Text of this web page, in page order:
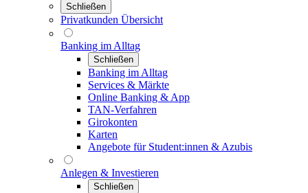
Schließen
Privatkunden Übersicht
Banking im Alltag
Schließen
Banking im Alltag
Services & Märkte
Online Banking & App
TAN-Verfahren
Girokonten
Karten
Angebote für Student:innen & Azubis
Anlegen & Investieren
Schließen